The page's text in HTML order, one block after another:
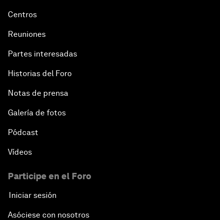
Centros
Reuniones
Partes interesadas
Historias del Foro
Notas de prensa
Galería de fotos
Pódcast
Vídeos
Participe en el Foro
Iniciar sesión
Asóciese con nosotros